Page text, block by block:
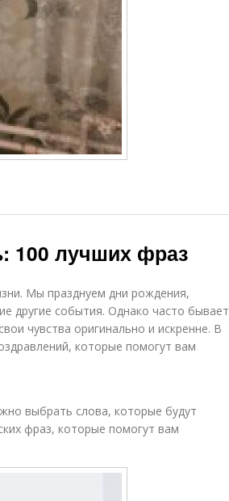
100 лучших фраз
Мы празднуем дни рождения,
другие события. Однако часто бывает
чувства оригинально и искренне. В
которые помогут вам
выбрать слова, которые будут
фраз, которые помогут вам